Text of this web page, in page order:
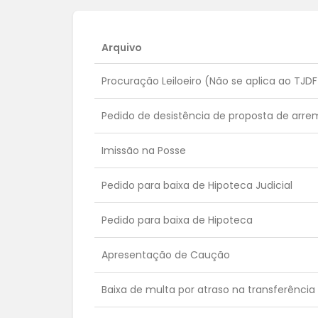
Arquivo
Procuração Leiloeiro (Não se aplica ao
Pedido de desistência de proposta de
Imissão na Posse
Pedido para baixa de Hipoteca Judicial
Pedido para baixa de Hipoteca
Apresentação de Caução
Baixa de multa por atraso na transferência